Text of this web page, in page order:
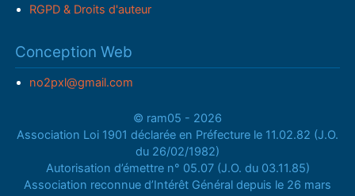
RGPD & Droits d'auteur
Conception Web
no2pxl@gmail.com
© ram05 - 2026
Association Loi 1901 déclarée en Préfecture le 11.02.82 (J.O.
du 26/02/1982)
Autorisation d’émettre n° 05.07 (J.O. du 03.11.85)
Association reconnue d’Intérêt Général depuis le 26 mars